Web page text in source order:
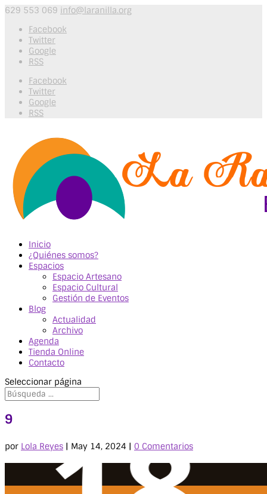
629 553 069 info@laranilla.org
Facebook
Twitter
Google
RSS
Facebook
Twitter
Google
RSS
Inicio
¿Quiénes somos?
Espacios
Espacio Artesano
Espacio Cultural
Gestión de Eventos
Blog
Actualidad
Archivo
Agenda
Tienda Online
Contacto
Seleccionar página
9
por Lola Reyes | May 14, 2024 | 0 Comentarios